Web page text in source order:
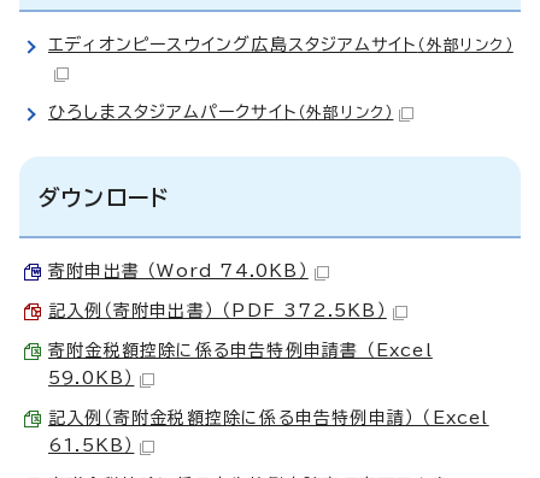
エディオンピースウイング広島スタジアムサイト （外部リンク）
ひろしまスタジアムパークサイト （外部リンク）
ダウンロード
寄附申出書 （Word 74.0KB）
記入例（寄附申出書） （PDF 372.5KB）
寄附金税額控除に係る申告特例申請書 （Excel
59.0KB）
記入例（寄附金税額控除に係る申告特例申請） （Excel
61.5KB）